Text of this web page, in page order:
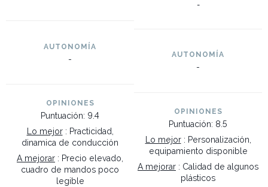
AUTONOMÍA
-
OPINIONES
Puntuación: 9.4
Lo mejor: Practicidad,
dinamica de conducción
A mejorar : Precio elevado,
cuadro de mandos poco
legible
-
AUTONOMÍA
-
OPINIONES
Puntuación: 8.5
Lo mejor: Personalización,
equipamiento disponible
A mejorar : Calidad de algunos
plásticos